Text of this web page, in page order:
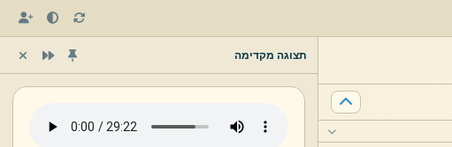
תצוגה מקדימה